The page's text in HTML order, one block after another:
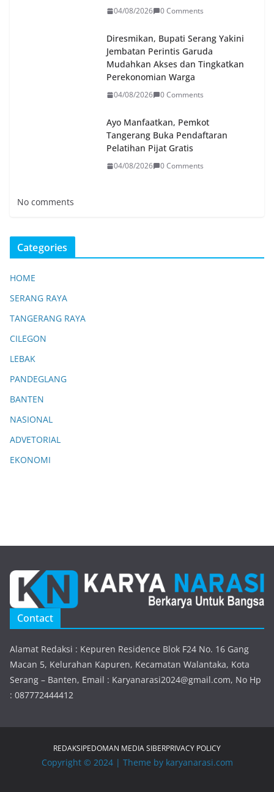
04/08/2026 0 Comments
Diresmikan, Bupati Serang Yakini
Jembatan Perintis Garuda
Mudahkan Akses dan Tingkatkan
Perekonomian Warga
04/08/2026 0 Comments
Ayo Manfaatkan, Pemkot
Tangerang Buka Pendaftaran
Pelatihan Pijat Gratis
04/08/2026 0 Comments
No comments
Categories
HOME
SERANG RAYA
TANGERANG RAYA
CILEGON
LEBAK
PANDEGLANG
BANTEN
NASIONAL
ADVETORIAL
EKONOMI
Contact
Alamat Redaksi : Kepuren Residence Blok F24 No. 16 Gang
Macan 5, Kelurahan Kapuren, Kecamatan Walantaka, Kota
Serang – Banten, Email : Karyanarasi2024@gmail.com, No Hp
: 087772444412
REDAKSIPEDOMAN MEDIA SIBERPRIVACY POLICY
Copyright © 2024 | Theme by karyanarasi.com